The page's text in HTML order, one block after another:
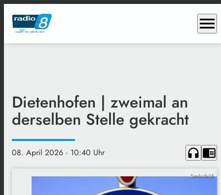
menu
Dietenhofen | zweimal an
derselben Stelle gekracht
08. April 2026 · 10:40 Uhr headphones chrome_reader_mode
Symbolbild